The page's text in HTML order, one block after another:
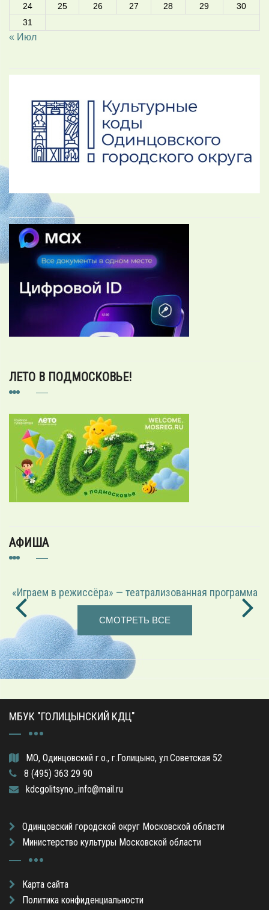
24
25 26 27 28 29
30
31
« Июл
ЛЕТО В ПОДМОСКОВЬЕ!
АФИША
«Играем в режиссёра» — театрализованная программа
СМОТРЕТЬ ВСЕ
МБУК "ГОЛИЦЫНСКИЙ КДЦ"
МО, Одинцовский г.о., г.Голицыно, ул.Советская 52
8 (495) 363 29 90
kdcgolitsyno_info@mail.ru
Одинцовский городской округ Московской области
Министерство культуры Московской области
Карта сайта
Политика конфиденциальности